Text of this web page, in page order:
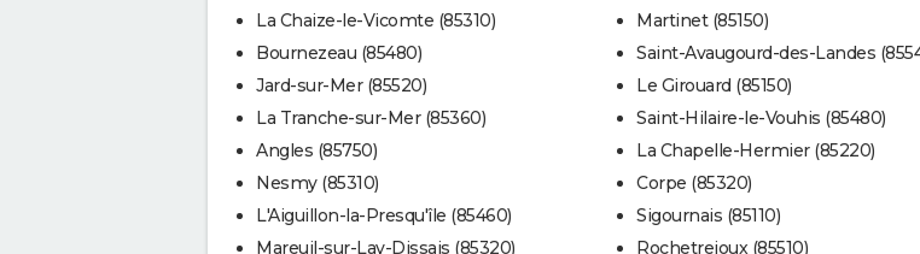
La Chaize-le-Vicomte (85310)
Bournezeau (85480)
Jard-sur-Mer (85520)
La Tranche-sur-Mer (85360)
Angles (85750)
Nesmy (85310)
L'Aiguillon-la-Presqu'île (85460)
Mareuil-sur-Lay-Dissais (85320)
Martinet (85150)
Saint-Avaugourd-des-Landes
Le Girouard (85150)
Saint-Hilaire-le-Vouhis (85480)
La Chapelle-Hermier (85220)
Corpe (85320)
Sigournais (85110)
Rochetrejoux (85510)